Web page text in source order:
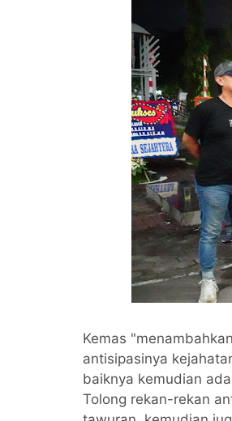
Kemas
antisipasinya
baiknya kemudian
Tolong rekan-rekan